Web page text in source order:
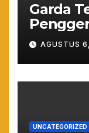
Garda
Resmi
Asta
AGUSTUS
UNCATEGORIZED